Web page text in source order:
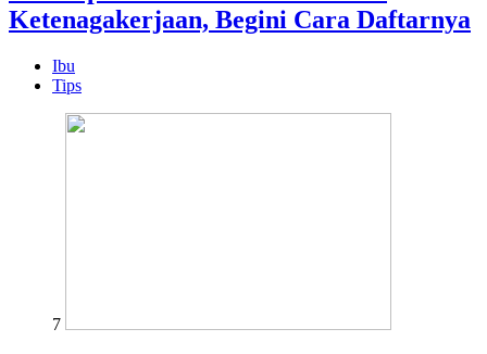
Ketenagakerjaan, Begini Cara Daftarnya
Ibu
Tips
7